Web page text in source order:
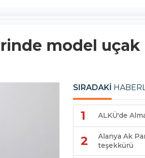
model uçak
SIRADAKİ
1 ALKÜ'de
2
Alanya Ak
teşekkürü